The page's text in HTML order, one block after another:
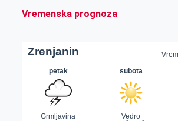
Vremenska prognoza